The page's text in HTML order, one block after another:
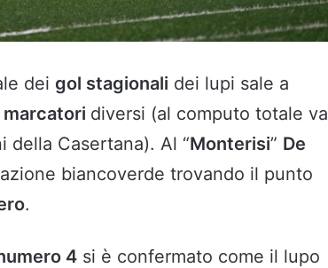
dei gol stagionali dei lupi sale a
marcatori diversi (al computo totale va
della Casertana). Al “Monterisi” De
biancoverde trovando il punto
.
4 si è confermato come il lupo